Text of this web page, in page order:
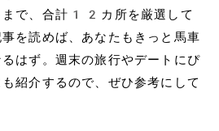
まで、合計12カ所を厳選して
を読めば、あなたもきっと馬車
はず。週末の旅行やデートにぴ
紹介するので、ぜひ参考にして